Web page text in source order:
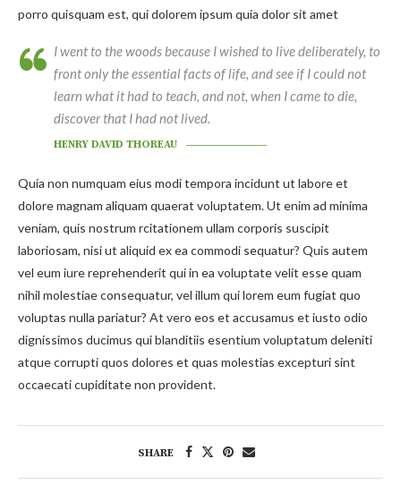
porro quisquam est, qui dolorem ipsum quia dolor sit amet
I went to the woods because I wished to live deliberately, to
front only the essential facts of life, and see if I could not
learn what it had to teach, and not, when I came to die,
discover that I had not lived.
HENRY DAVID THOREAU
Quia non numquam eius modi tempora incidunt ut labore et
dolore magnam aliquam quaerat voluptatem. Ut enim ad minima
veniam, quis nostrum rcitationem ullam corporis suscipit
laboriosam, nisi ut aliquid ex ea commodi sequatur? Quis autem
vel eum iure reprehenderit qui in ea voluptate velit esse quam
nihil molestiae consequatur, vel illum qui lorem eum fugiat quo
voluptas nulla pariatur? At vero eos et accusamus et iusto odio
dignissimos ducimus qui blanditiis esentium voluptatum deleniti
atque corrupti quos dolores et quas molestias excepturi sint
occaecati cupiditate non provident.
SHARE